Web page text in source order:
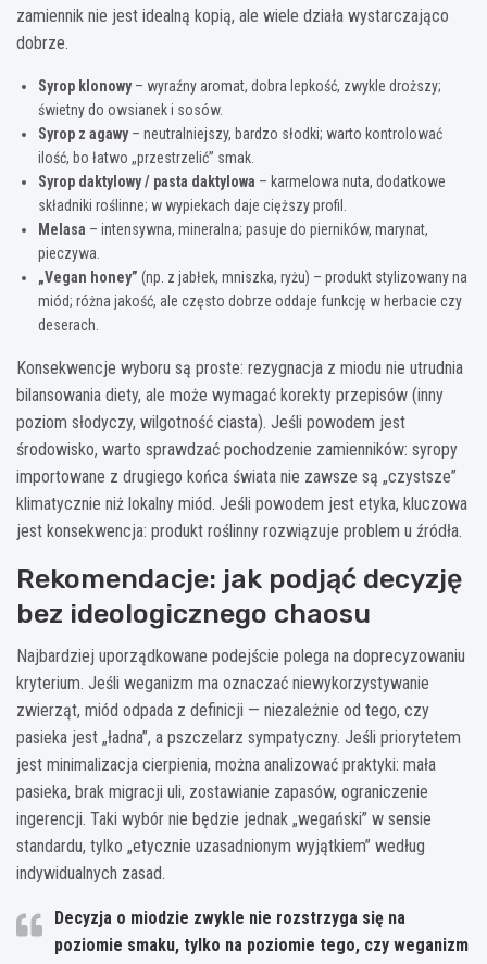
zamiennik nie jest idealną kopią, ale wiele działa wystarczająco
dobrze.
Syrop klonowy– wyraźny aromat, dobra lepkość, zwykle droższy;
świetny do owsianek i sosów.
Syrop z agawy– neutralniejszy, bardzo słodki; warto kontrolować
ilość, bo łatwo „przestrzelić” smak.
Syrop daktylowy / pasta daktylowa – karmelowa nuta, dodatkowe
składniki roślinne; w wypiekach daje cięższy profil.
Melasa – intensywna, mineralna; pasuje do pierników, marynat,
pieczywa.
„Vegan honey” (np. z jabłek, mniszka, ryżu) – produkt stylizowany na
miód; różna jakość, ale często dobrze oddaje funkcję w herbacie czy
deserach.
Konsekwencje wyboru są proste: rezygnacja z miodu nie utrudnia
bilansowania diety, ale może wymagać korekty przepisów (inny
poziom słodyczy, wilgotność ciasta). Jeśli powodem jest
środowisko, warto sprawdzać pochodzenie zamienników: syropy
importowane z drugiego końca świata nie zawsze są „czystsze”
klimatycznie niż lokalny miód. Jeśli powodem jest etyka, kluczowa
jest konsekwencja: produkt roślinny rozwiązuje problem u źródła.
Rekomendacje: jak podjąć decyzję
bez ideologicznego chaosu
Najbardziej uporządkowane podejście polega na doprecyzowaniu
kryterium. Jeśli weganizm ma oznaczać niewykorzystywanie
zwierząt, miód odpada z definicji — niezależnie od tego, czy
pasieka jest „ładna”, a pszczelarz sympatyczny. Jeśli priorytetem
jest minimalizacja cierpienia, można analizować praktyki: mała
pasieka, brak migracji uli, zostawianie zapasów, ograniczenie
ingerencji. Taki wybór nie będzie jednak „wegański” w sensie
standardu, tylko „etycznie uzasadnionym wyjątkiem” według
indywidualnych zasad.
Decyzja o miodzie zwykle nie rozstrzyga się na
poziomie smaku, tylko na poziomie tego, czy weganizm